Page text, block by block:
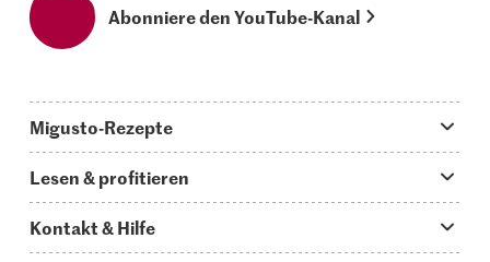
Abonniere den YouTube-Kanal
Migusto-Rezepte
Was koche ich heute?
Hauptgerichte
Lesen & profitieren
Kontakt & Hilfe